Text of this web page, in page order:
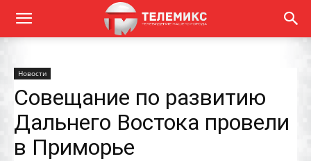
Новости
Совещание по развитию
Дальнего Востока провели
в Приморье